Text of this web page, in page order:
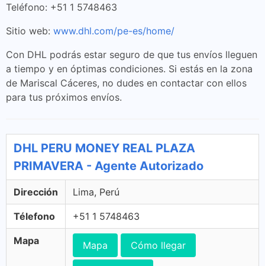
Teléfono: +51 1 5748463
Sitio web: www.dhl.com/pe-es/home/
Con DHL podrás estar seguro de que tus envíos lleguen
a tiempo y en óptimas condiciones. Si estás en la zona
de Mariscal Cáceres, no dudes en contactar con ellos
para tus próximos envíos.
DHL PERU MONEY REAL PLAZA
PRIMAVERA - Agente Autorizado
Dirección Lima, Perú
Télefono +51 1 5748463
Mapa Mapa Cómo llegar